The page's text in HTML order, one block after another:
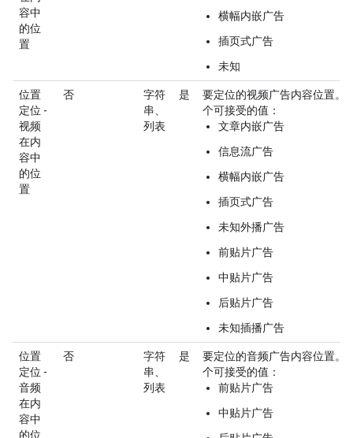
容中
的位
置
横幅内嵌广告
插页式广告
未知
位置
定位 -
视频
在内
容中
的位
置
否
字符
串、
列表
是
要定位的视频广告内容位置。
个可接受的值：
文章内嵌广告
信息流广告
横幅内嵌广告
插页式广告
未知外播广告
前贴片广告
中贴片广告
后贴片广告
未知插播广告
位置
定位 -
音频
在内
容中
的位
否
字符
串、
列表
是
要定位的音频广告内容位置。
个可接受的值：
前贴片广告
中贴片广告